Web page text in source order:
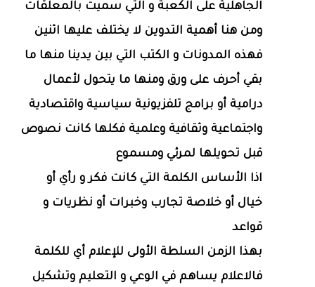
الجاهلية على الكعبة و التي سميت بالمعلقات
ومن هنا أهمية التدوين لا يختلف عليها اثنين
فهذه المدونات و الكتب التي بين يدينا منها ما
بقي أحرف على ورق ومنها ما يتحول لأعمال
درامية أو برامج تلفزيونية سياسية واقتصادية
واجتماعية وثقافية وعلمية فكلها كانت نصوص
قبل تحويلها لمرئي ومسموع
اذا الأساس الكلمة التي كانت فكر و رأي أو
خيال أو خلاصة تجارب وخبرات أو نظريات و
قواعد
بهذا الزمن السلطة الأولى للإعلام أي للكلمة
فالاعلام يساهم في الوعي و التعليم وتشكيل